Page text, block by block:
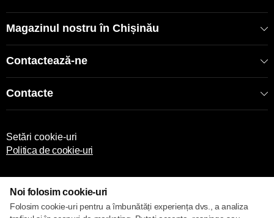
Magazinul nostru în Chișinău
Contactează-ne
Contacte
Setări cookie-uri
Politica de cookie-uri
Noi folosim cookie-uri
Folosim cookie-uri pentru a îmbunătăți experiența dvs., a analiza